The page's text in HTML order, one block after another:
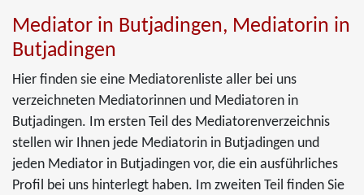
Mediator in Butjadingen, Mediatorin in
Butjadingen
Hier finden sie eine Mediatorenliste aller bei uns
verzeichneten Mediatorinnen und Mediatoren in
Butjadingen. Im ersten Teil des Mediatorenverzeichnis
stellen wir Ihnen jede Mediatorin in Butjadingen und
jeden Mediator in Butjadingen vor, die ein ausführliches
Profil bei uns hinterlegt haben. Im zweiten Teil finden Sie